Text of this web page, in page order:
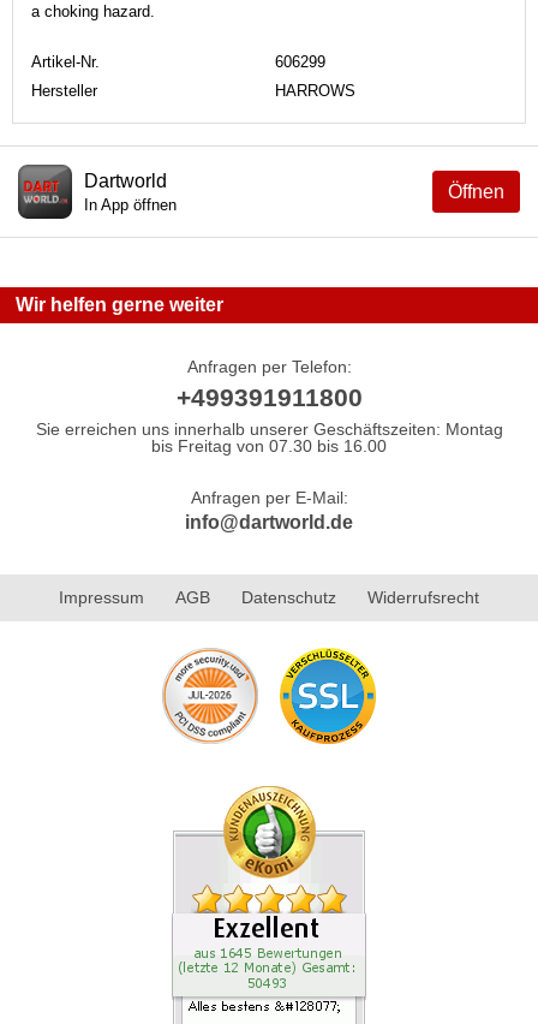
a choking hazard.
Artikel-Nr.
606299
Hersteller
HARROWS
Öffnen
Dartworld
In App öffnen
Wir helfen gerne weiter
Anfragen per Telefon:
+499391911800
Sie erreichen uns innerhalb unserer Geschäftszeiten: Montag
bis Freitag von 07.30 bis 16.00
Anfragen per E-Mail:
info@dartworld.de
Impressum AGB Datenschutz Widerrufsrecht